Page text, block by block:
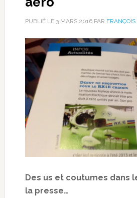
PUBLIÉ LE 3 MARS 2016PAR FRANÇOIS
Des us et coutumes dans
la presse…